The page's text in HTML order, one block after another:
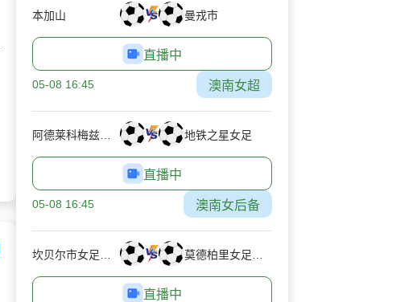
本加山 曼戎市
直播中
05-08 16:45 澳南女超
地铁之星女足
直播中
05-08 16:45 澳南女后备
直播中